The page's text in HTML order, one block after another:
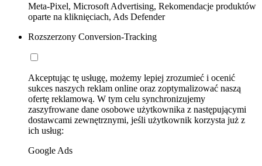
Meta-Pixel, Microsoft Advertising, Rekomendacje produktów
oparte na kliknięciach, Ads Defender
Rozszerzony Conversion-Tracking
Akceptując tę usługę, możemy lepiej zrozumieć i ocenić
sukces naszych reklam online oraz zoptymalizować naszą
ofertę reklamową. W tym celu synchronizujemy
zaszyfrowane dane osobowe użytkownika z następującymi
dostawcami zewnętrznymi, jeśli użytkownik korzysta już z
ich usług:
Google Ads